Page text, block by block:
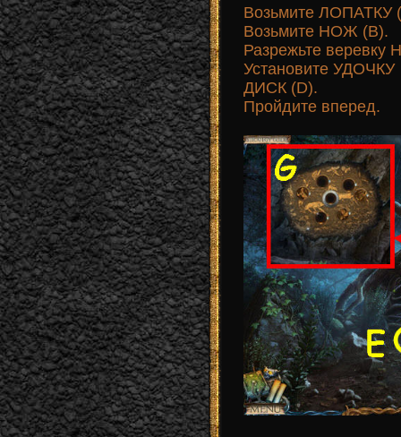
Возьмите ЛОПАТКУ
Возьмите НОЖ (B).
Разрежьте
Установите
ДИСК (D).
Пройдите вперед.